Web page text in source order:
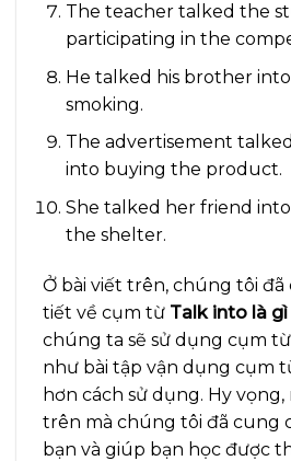
The teacher talked the
participating in the
He talked his brother
smoking.
The advertisement
into buying the product.
She talked her friend
the shelter.
Ở bài viết trên, chúng tôi đã
tiết về cụm từ Talk into là gì
chúng ta sẽ sử dụng cụm
như bài tập vận dụng cụm
hơn cách sử dụng. Hy
trên mà chúng tôi đã cung
bạn và giúp bạn học được